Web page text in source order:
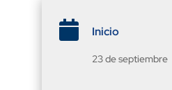
 Inicio
23 de septiembre